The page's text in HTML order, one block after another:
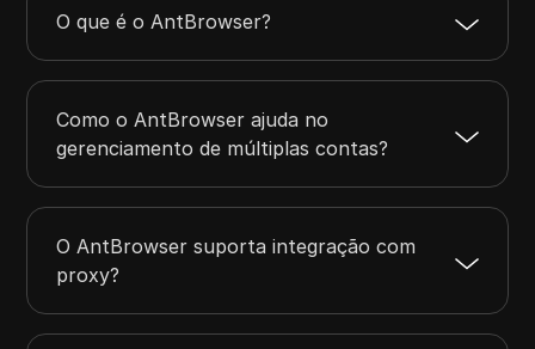
O que é o AntBrowser?
Como o AntBrowser ajuda no
gerenciamento de múltiplas contas?
O AntBrowser suporta integração com
proxy?